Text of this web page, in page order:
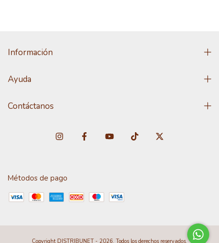
Información
Ayuda
Contáctanos
Métodos de pago
Copyright DISTRIBUNET - 2026. Todos los derechos reservados.